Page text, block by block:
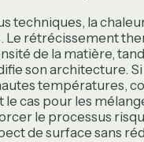
techniques, la
Le rétrécissement
de la matière,
son architecture.
températures,
le cas pour les
le processus
de surface sans